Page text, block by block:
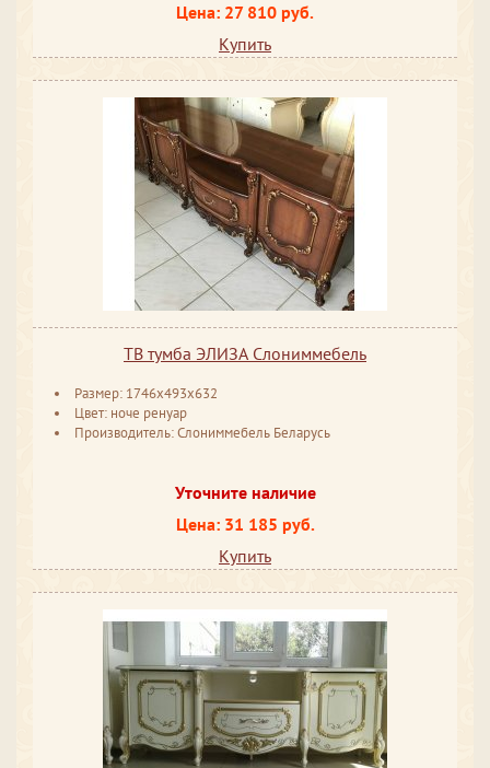
Цена: 27 810 руб.
Купить
ТВ тумба ЭЛИЗА Слониммебель
Размер: 1746x493x632
Цвет: ноче ренуар
Производитель: Слониммебель Беларусь
Уточните наличие
Цена: 31 185 руб.
Купить